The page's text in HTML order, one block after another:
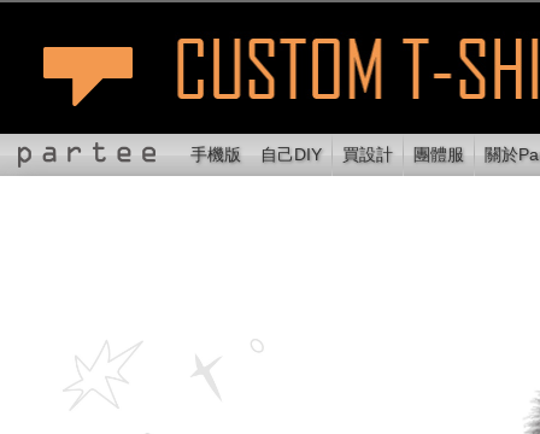
手機版 自己DIY 買設計 團體服 關於